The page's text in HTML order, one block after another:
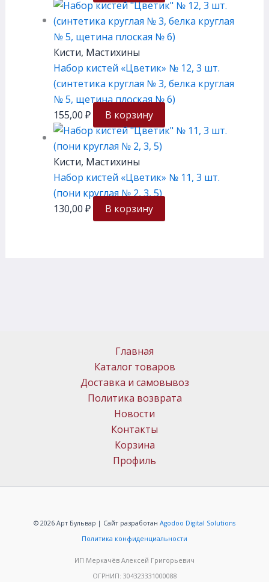
Кисти, Мастихины
Набор кистей «Цветик» № 12, 3 шт.
(синтетика круглая № 3, белка круглая
№ 5, щетина плоская № 6)
155,00 ₽ В корзину
Кисти, Мастихины
Набор кистей «Цветик» № 11, 3 шт.
(пони круглая № 2, 3, 5)
130,00 ₽ В корзину
Главная
Каталог товаров
Доставка и самовывоз
Политика возврата
Новости
Контакты
Корзина
Профиль
© 2026 Арт Бульвар | Сайт разработан Agodoo Digital Solutions
Политика конфиденциальности
ИП Меркачёв Алексей Григорьевич
ОГРНИП: 304323331000088